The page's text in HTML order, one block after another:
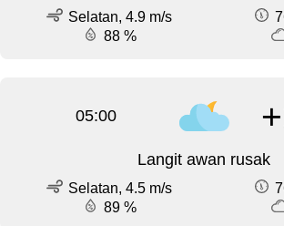
Selatan, 4.9 m/s
88 %
05:00
Langit awan rusak
Selatan, 4.5 m/s
89 %